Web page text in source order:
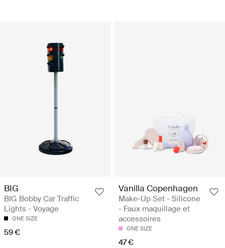
BIG
BIG Bobby Car Traffic
Lights - Voyage
ONE SIZE
59 €
Vanilla Copenhagen
Make-Up Set - Silicone
- Faux maquillage et
accessoires
ONE SIZE
47 €